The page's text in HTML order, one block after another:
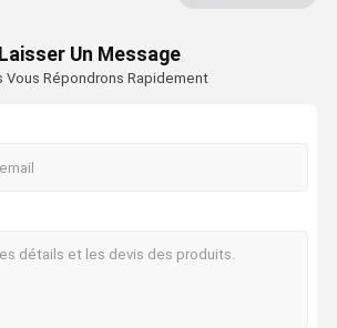
d'eau
d'eau
futé
filtré
domestique
Laisser Un Message
Vous Répondrons Rapidement